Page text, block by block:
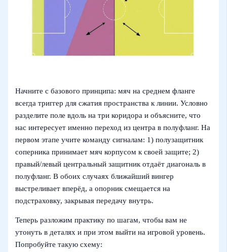
Начните с базового принципа: мяч на среднем фланге
всегда триггер для сжатия пространства к линии. Условно
разделите поле вдоль на три коридора и объясните, что
нас интересует именно переход из центра в полуфланг. На
первом этапе учите команду сигналам: 1) полузащитник
соперника принимает мяч корпусом к своей защите; 2)
правый/левый центральный защитник отдаёт диагональ в
полуфланг. В обоих случаях ближайший вингер
выстреливает вперёд, а опорник смещается на
подстраховку, закрывая передачу внутрь.
Теперь разложим практику по шагам, чтобы вам не
утонуть в деталях и при этом выйти на игровой уровень.
Попробуйте такую схему: